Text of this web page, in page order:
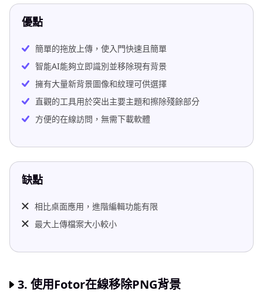
優點
簡單的拖放上傳，使入門快速且簡單
智能AI能夠立即識別並移除現有背景
擁有大量新背景圖像和紋理可供選擇
直觀的工具用於突出主要主題和擦除殘餘部分
方便的在線訪問，無需下載軟體
缺點
相比桌面應用，進階編輯功能有限
最大上傳檔案大小較小
3. 使用Fotor在線移除PNG背景